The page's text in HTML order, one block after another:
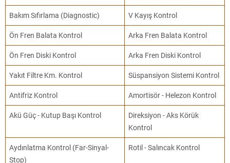
Bakım Sıfırlama (Diagnostic) V Kayış Kontrol
Ön Fren Balata Kontrol Arka Fren Balata Kontrol
Ön Fren Diski Kontrol Arka Fren Diski Kontrol
Yakıt Filtre Km. Kontrol Süspansiyon Sistemi Kontrol
Antifriz Kontrol Amortisör - Helezon Kontrol
Akü Güç - Kutup Başı Kontrol
Direksiyon - Aks Körük
Kontrol
Aydınlatma Kontrol (Far-Sinyal-
Stop)
Rotil - Salıncak Kontrol